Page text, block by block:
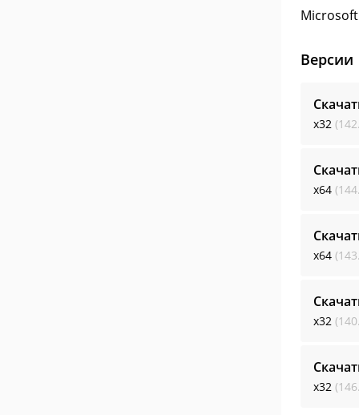
Microsoft
Версии
x32
x64
x64
x32
x32